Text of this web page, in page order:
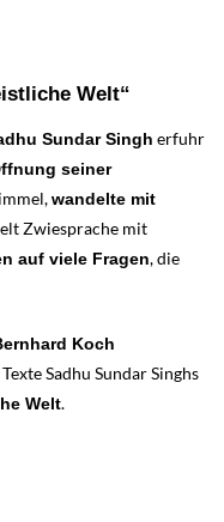
Welt“
Sundar Singh erfuhr
ffnung seiner
wandelte mit
Zwiesprache mit
auf viele Fragen, die
Koch
Sadhu Sundar Singhs
Welt.